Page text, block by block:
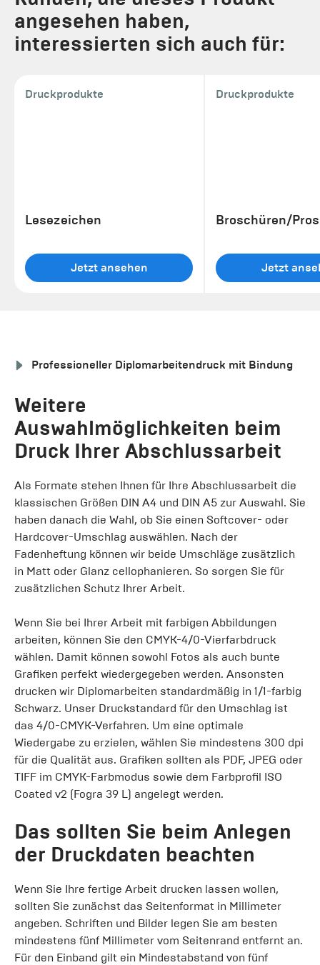
angesehen haben,
interessierten sich auch für:
Druckprodukte
Lesezeichen
Jetzt ansehen
Druckprodukte
Broschüren/
Jetzt
Professioneller Diplomarbeitendruck mit Bindung
Weitere
Auswahlmöglichkeiten beim
Druck Ihrer Abschlussarbeit
Als Formate stehen Ihnen für Ihre Abschlussarbeit die
klassischen Größen DIN A4 und DIN A5 zur Auswahl. Sie
haben danach die Wahl, ob Sie einen Softcover- oder
Hardcover-Umschlag auswählen. Nach der
Fadenheftung können wir beide Umschläge zusätzlich
in Matt oder Glanz cellophanieren. So sorgen Sie für
zusätzlichen Schutz Ihrer Arbeit.
Wenn Sie bei Ihrer Arbeit mit farbigen Abbildungen
arbeiten, können Sie den CMYK-4/0-Vierfarbdruck
wählen. Damit können sowohl Fotos als auch bunte
Grafiken perfekt wiedergegeben werden. Ansonsten
drucken wir Diplomarbeiten standardmäßig in 1/1-farbig
Schwarz. Unser Druckstandard für den Umschlag ist
das 4/0-CMYK-Verfahren. Um eine optimale
Wiedergabe zu erzielen, wählen Sie mindestens 300 dpi
für die Qualität aus. Grafiken sollten als PDF, JPEG oder
TIFF im CMYK-Farbmodus sowie dem Farbprofil ISO
Coated v2 (Fogra 39 L) angelegt werden.
Das sollten Sie beim Anlegen
der Druckdaten beachten
Wenn Sie Ihre fertige Arbeit drucken lassen wollen,
sollten Sie zunächst das Seitenformat in Millimeter
angeben. Schriften und Bilder legen Sie am besten
mindestens fünf Millimeter vom Seitenrand entfernt an.
Für den Einband gilt ein Mindestabstand von fünf